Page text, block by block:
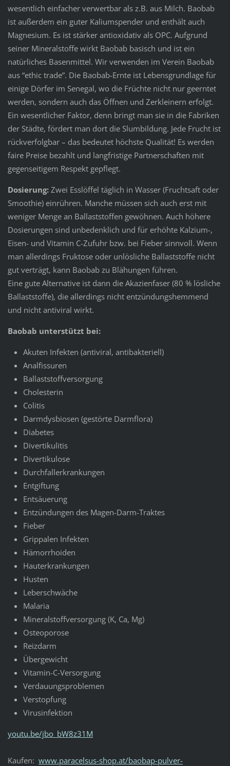
wesentlich einfacher verwertbar als z.B. aus Milch. Baobab
ist außerdem ein guter Kaliumspender und enthält auch
Magnesium. Es ist stärker antioxidativ als OPC. Aufgrund
seiner Mineralstoffe wirkt Baobab basisch und ist ein
natürliches Basenmittel. Wir verwenden im Verein Baobab
aus “ethic trade”. Die Baobab-Ernte ist Lebensgrundlage für
einige Dörfer im Senegal, wo die Früchte nicht nur geerntet
werden, sondern auch das Öffnen und Zerkleinern erfolgt.
Ein wesentlicher Faktor, denn bringt man sie in die Fabriken
der Städte, fördert man dort die Slumbildung. Jede Frucht ist
rückverfolgbar – das bedeutet höchste Qualität! Es werden
faire Preise be­zahlt und langfristige Partnerschaften mit
gegenseiti­gem Respekt gepflegt.
Dosierung:Zwei Esslöffel täglich in Wasser (Frucht­saft oder
Smoothie) einrühren. Manche müssen sich auch erst mit
weniger Menge an Ballaststoffen gewöhnen. Auch höhere
Dosie­rungen sind unbedenklich und für erhöhte Kalzium-,
Eisen- und Vitamin C-Zufuhr bzw. bei Fieber sinnvoll. Wenn
man allerdings Fruktose oder unlösliche Ballaststoffe nicht
gut verträgt, kann Baobab zu Blähungen führen.
Eine gute Alternative ist dann die Akazienfaser (80 % lösliche
Ballaststoffe), die allerdings nicht entzündungshemmend
und nicht antiviral wirkt.
Baobab unterstützt bei:
Akuten Infekten (antiviral, antibakteriell)
Analfissuren
Ballaststoffversorgung
Cholesterin
Colitis
Darmdysbiosen (gestörte Darmflora)
Diabetes
Divertikulitis
Divertikulose
Durchfallerkrankungen
Entgiftung
Entsäuerung
Entzündungen des Magen-Darm-Traktes
Fieber
Grippalen Infekten
Hämorrhoiden
Hauterkrankungen
Husten
Leberschwäche
Malaria
Mineralstoffversorgung (K, Ca, Mg)
Osteoporose
Reizdarm
Übergewicht
Vitamin-C-Versorgung
Verdauungsproblemen
Verstopfung
Virusinfektion
youtu.be/jbo_bW8z31M
Kaufen: www.paracelsus-shop.at/baobap-pulver-